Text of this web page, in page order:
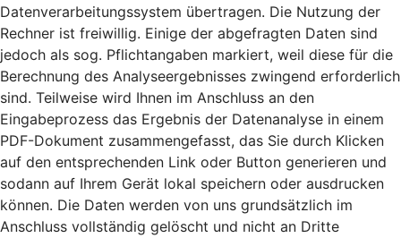
Datenverarbeitungssystem übertragen. Die Nutzung der
Rechner ist freiwillig. Einige der abgefragten Daten sind
jedoch als sog. Pflichtangaben markiert, weil diese für die
Berechnung des Analyseergebnisses zwingend erforderlich
sind. Teilweise wird Ihnen im Anschluss an den
Eingabeprozess das Ergebnis der Datenanalyse in einem
PDF-Dokument zusammengefasst, das Sie durch Klicken
auf den entsprechenden Link oder Button generieren und
sodann auf Ihrem Gerät lokal speichern oder ausdrucken
können. Die Daten werden von uns grundsätzlich im
Anschluss vollständig gelöscht und nicht an Dritte